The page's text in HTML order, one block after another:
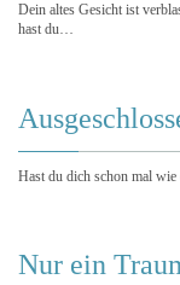
Dein altes Gesicht ist
hast du…
Hast du dich schon mal
Nur ein